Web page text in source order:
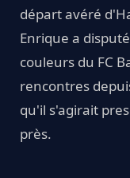
départ avéré
Enrique a
couleurs du FC
rencontres
qu'il s'agirait
près.